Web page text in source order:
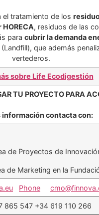
el tratamiento de los
, residuos de las
para cubrir la demanda
que además
vertederos.
sobre Life Ecodigestión
TU PROYECTO PARA
información contacta con:
de Proyectos de
de Marketing en la
Phone
865 547 +34 619 110 266